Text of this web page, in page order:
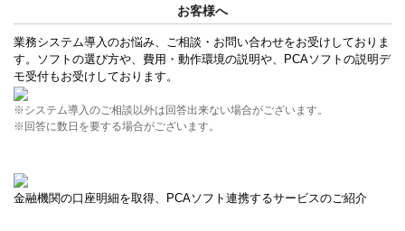
お客様へ
業務システム導入のお悩み、ご相談・お問い合わせをお受けしておりま
す。ソフトの選び方や、費用・動作環境の説明や、PCAソフトの説明デ
モ受付もお受けしております。
※システム導入のご相談以外は回答出来ない場合がございます。
※回答に数日を要する場合がございます。
金融機関の口座明細を取得、PCAソフト連携するサービスのご紹介